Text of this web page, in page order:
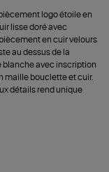
logo étoile en
lisse doré avec
en cuir velours
au dessus de la
blanche avec inscription
maille bouclette et cuir.
détails rend unique